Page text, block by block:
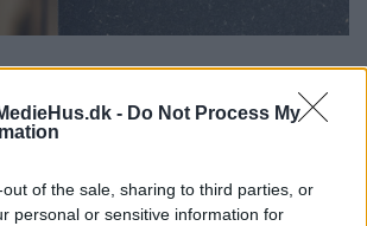
- Do Not Process My
of the sale, sharing to third parties, or
personal or sensitive information for
Nordiske Medier med
i både Danmark, Sverige